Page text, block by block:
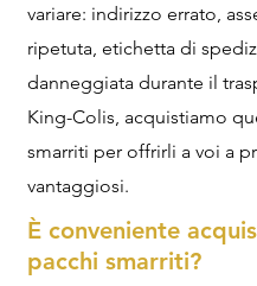
variare: indirizzo errato,
ripetuta, etichetta di
danneggiata durante il
King-Colis, acquistiamo
smarriti per offrirli a voi a
vantaggiosi.
È conveniente
pacchi smarriti?